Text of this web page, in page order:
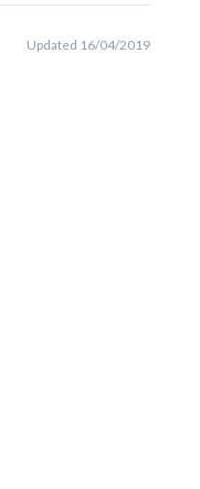
Updated 16/04/2019